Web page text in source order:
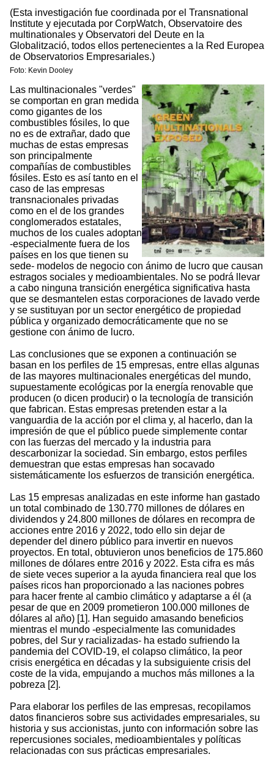
(Esta investigación fue coordinada por el Transnational
Institute y ejecutada por CorpWatch, Observatoire des
multinationales y Observatori del Deute en la
Globalització, todos ellos pertenecientes a la Red Europea
de Observatorios Empresariales.)
Foto: Kevin Dooley
Las multinacionales "verdes"
se comportan en gran medida
como gigantes de los
combustibles fósiles, lo que
no es de extrañar, dado que
muchas de estas empresas
son principalmente
compañías de combustibles
fósiles. Esto es así tanto en el
caso de las empresas
transnacionales privadas
como en el de los grandes
conglomerados estatales,
muchos de los cuales adoptan
-especialmente fuera de los
países en los que tienen su
sede- modelos de negocio con ánimo de lucro que causan
estragos sociales y medioambientales. No se podrá llevar
a cabo ninguna transición energética significativa hasta
que se desmantelen estas corporaciones de lavado verde
y se sustituyan por un sector energético de propiedad
pública y organizado democráticamente que no se
gestione con ánimo de lucro.
Las conclusiones que se exponen a continuación se
basan en los perfiles de 15 empresas, entre ellas algunas
de las mayores multinacionales energéticas del mundo,
supuestamente ecológicas por la energía renovable que
producen (o dicen producir) o la tecnología de transición
que fabrican. Estas empresas pretenden estar a la
vanguardia de la acción por el clima y, al hacerlo, dan la
impresión de que el público puede simplemente contar
con las fuerzas del mercado y la industria para
descarbonizar la sociedad. Sin embargo, estos perfiles
demuestran que estas empresas han socavado
sistemáticamente los esfuerzos de transición energética.
Las 15 empresas analizadas en este informe han gastado
un total combinado de 130.770 millones de dólares en
dividendos y 24.800 millones de dólares en recompra de
acciones entre 2016 y 2022, todo ello sin dejar de
depender del dinero público para invertir en nuevos
proyectos. En total, obtuvieron unos beneficios de 175.860
millones de dólares entre 2016 y 2022. Esta cifra es más
de siete veces superior a la ayuda financiera real que los
países ricos han proporcionado a las naciones pobres
para hacer frente al cambio climático y adaptarse a él (a
pesar de que en 2009 prometieron 100.000 millones de
dólares al año) [1]. Han seguido amasando beneficios
mientras el mundo -especialmente las comunidades
pobres, del Sur y racializadas- ha estado sufriendo la
pandemia del COVID-19, el colapso climático, la peor
crisis energética en décadas y la subsiguiente crisis del
coste de la vida, empujando a muchos más millones a la
pobreza [2].
Para elaborar los perfiles de las empresas, recopilamos
datos financieros sobre sus actividades empresariales, su
historia y sus accionistas, junto con información sobre las
repercusiones sociales, medioambientales y políticas
relacionadas con sus prácticas empresariales.